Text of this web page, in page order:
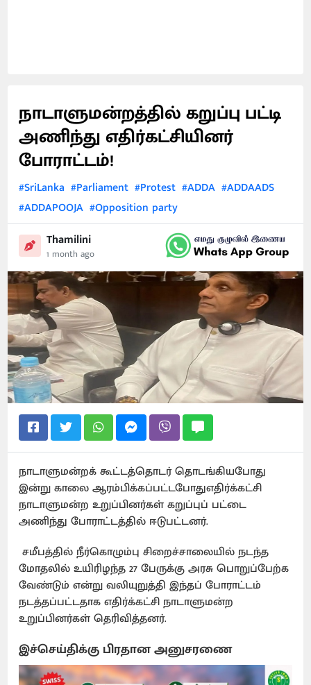
நாடாளுமன்றத்தில் கறுப்பு பட்டி
அணிந்து எதிர்கட்சியினர்
போராட்டம்!
#SriLanka #Parliament #Protest #ADDA #ADDAADS
#ADDAPOOJA #Opposition party
Thamilini
1 month ago
நாடாளுமன்றக் கூட்டத்தொடர் தொடங்கியபோது
இன்று காலை ஆரம்பிக்கப்பட்டபோதுஎதிர்க்கட்சி
நாடாளுமன்ற உறுப்பினர்கள் கறுப்புப் பட்டை
அணிந்து போராட்டத்தில் ஈடுபட்டனர்.
சமீபத்தில் நீர்கொழும்பு சிறைச்சாலையில் நடந்த
மோதலில் உயிரிழந்த 27 பேருக்கு அரசு பொறுப்பேற்க
வேண்டும் என்று வலியுறுத்தி இந்தப் போராட்டம்
நடத்தப்பட்டதாக எதிர்க்கட்சி நாடாளுமன்ற
உறுப்பினர்கள் தெரிவித்தனர்.
இச்செய்திக்கு பிரதான அனுசரணை